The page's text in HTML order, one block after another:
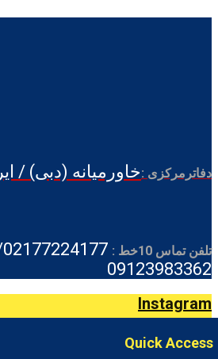
دفاترمرکزی :خاورمیانه (دبی) /
تلفن تماس 10خط :
09123983362
Instagram
Quick Access